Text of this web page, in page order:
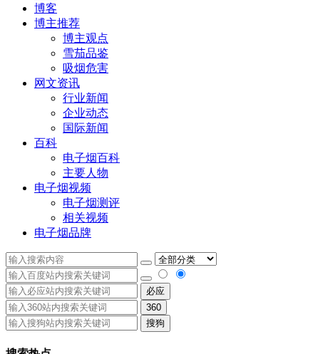
博客
博主推荐
博主观点
雪茄品鉴
吸烟危害
网文资讯
行业新闻
企业动态
国际新闻
百科
电子烟百科
主要人物
电子烟视频
电子烟测评
相关视频
电子烟品牌
必应
360
搜狗